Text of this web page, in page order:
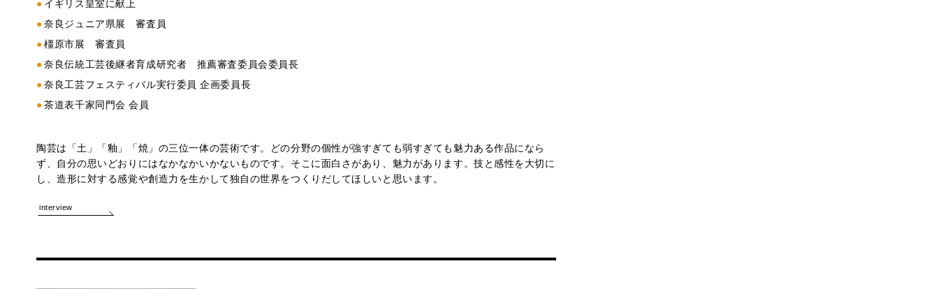
イギリス皇室に献上
奈良ジュニア県展 審査員
橿原市展 審査員
奈良伝統工芸後継者育成研究者 推薦審査委員会委員長
奈良工芸フェスティバル実行委員 企画委員長
茶道表千家同門会 会員
陶芸は「土」「釉」「焼」の三位一体の芸術です。どの分野の個性が強すぎても弱すぎても魅力ある作品になら
ず、自分の思いどおりにはなかなかいかないものです。そこに面白さがあり、魅力があります。技と感性を大切に
し、造形に対する感覚や創造力を生かして独自の世界をつくりだしてほしいと思います。
interview